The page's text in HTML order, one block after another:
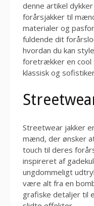
denne artikel
forårsjakker til
materialer og
fuldende dit
hvordan du kan
foretrækker en cool
klassisk og
Streetwear jakker
mænd, der ønsker
touch til deres
inspireret af
ungdommeligt
være alt fra en
grafiske detaljer til